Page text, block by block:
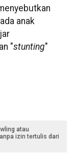
anak
"stunting"
atau
izin tertulis dari